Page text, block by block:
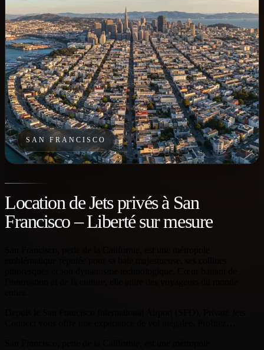
SAN FRANCISCO
Location de Jets privés à San
Francisco – Liberté sur mesure